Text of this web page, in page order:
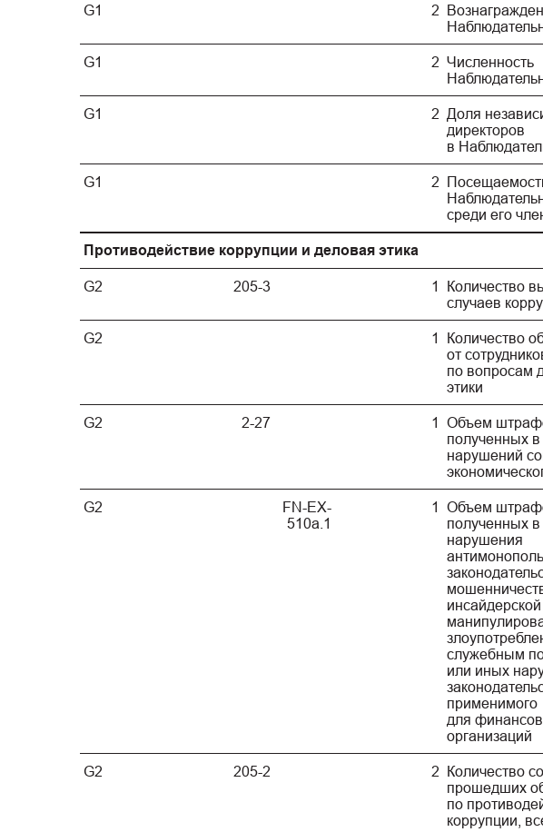
G1 2
G1 2 Численность
G1 2 Доля
директоров
в
G1 2
среди его
Противодействие коррупции и деловая этика
G2 205-3 1
Количество
случаев
G2 1
Количество
от
по вопросам
этики
G2 2-27 1
Объем
полученных в
нарушений
G2
FN-EX-
510a.1
1
Объем
полученных в
нарушения
инсайдерской
служебным
или иных
применимого
для
организаций
G2 205-2 2 Количество
прошедших
по
коррупции,